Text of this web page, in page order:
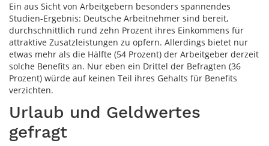
Ein aus Sicht von Arbeitgebern besonders spannendes
Studien-Ergebnis: Deutsche Arbeitnehmer sind bereit,
durchschnittlich rund zehn Prozent ihres Einkommens für
attraktive Zusatzleistungen zu opfern. Allerdings bietet nur
etwas mehr als die Hälfte (54 Prozent) der Arbeitgeber derzeit
solche Benefits an. Nur eben ein Drittel der Befragten (36
Prozent) würde auf keinen Teil ihres Gehalts für Benefits
verzichten.
Urlaub und Geldwertes
gefragt